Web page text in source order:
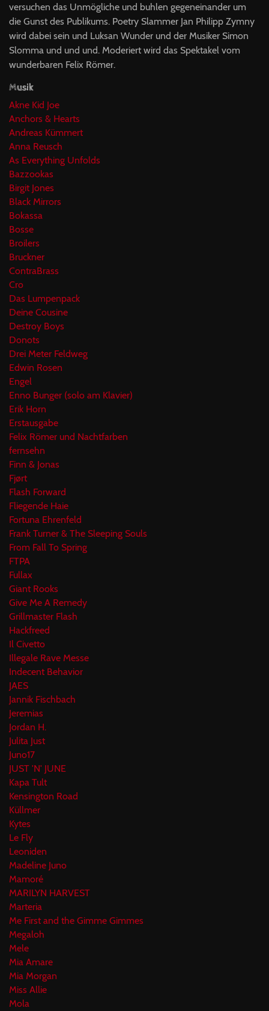
versuchen das Unmögliche und buhlen gegeneinander um
die Gunst des Publikums. Poetry Slammer Jan Philipp Zymny
wird dabei sein und Luksan Wunder und der Musiker Simon
Slomma und und und. Moderiert wird das Spektakel vom
wunderbaren Felix Römer.
Musik
Akne Kid Joe
Anchors & Hearts
Andreas Kümmert
Anna Reusch
As Everything Unfolds
Bazzookas
Birgit Jones
Black Mirrors
Bokassa
Bosse
Broilers
Bruckner
ContraBrass
Cro
Das Lumpenpack
Deine Cousine
Destroy Boys
Donots
Drei Meter Feldweg
Edwin Rosen
Engel
Enno Bunger (solo am Klavier)
Erik Horn
Erstausgabe
Felix Römer und Nachtfarben
fernsehn
Finn & Jonas
Fjørt
Flash Forward
Fliegende Haie
Fortuna Ehrenfeld
Frank Turner & The Sleeping Souls
From Fall To Spring
FTPA
Fullax
Giant Rooks
Give Me A Remedy
Grillmaster Flash
Hackfreed
Il Civetto
Illegale Rave Messe
Indecent Behavior
JAES
Jannik Fischbach
Jeremias
Jordan H.
Julita Just
Juno17
JUST 'N' JUNE
Kapa Tult
Kensington Road
Küllmer
Kytes
Le Fly
Leoniden
Madeline Juno
Mamoré
MARILYN HARVEST
Marteria
Me First and the Gimme Gimmes
Megaloh
Mele
Mia Amare
Mia Morgan
Miss Allie
Mola